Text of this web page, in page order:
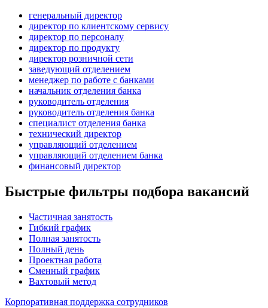
генеральный директор
директор по клиентскому сервису
директор по персоналу
директор по продукту
директор розничной сети
заведующий отделением
менеджер по работе с банками
начальник отделения банка
руководитель отделения
руководитель отделения банка
специалист отделения банка
технический директор
управляющий отделением
управляющий отделением банка
финансовый директор
Быстрые фильтры подбора вакансий
Частичная занятость
Гибкий график
Полная занятость
Полный день
Проектная работа
Сменный график
Вахтовый метод
Корпоративная поддержка сотрудников